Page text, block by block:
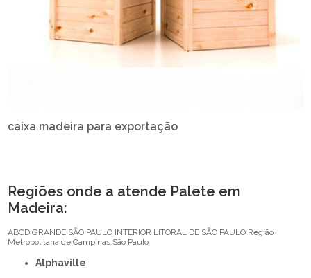
caixa madeira para exportação
Regiões onde a atende Palete em
Madeira:
ABCD GRANDE SÃO PAULO INTERIOR LITORAL DE SÃO PAULO Região
Metropolitana de Campinas São Paulo
Alphaville